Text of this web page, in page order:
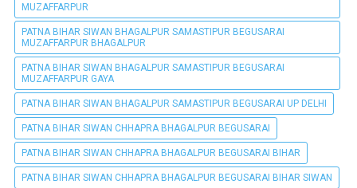
MUZAFFARPUR
PATNA BIHAR SIWAN BHAGALPUR SAMASTIPUR BEGUSARAI
MUZAFFARPUR BHAGALPUR
PATNA BIHAR SIWAN BHAGALPUR SAMASTIPUR BEGUSARAI
MUZAFFARPUR GAYA
PATNA BIHAR SIWAN BHAGALPUR SAMASTIPUR BEGUSARAI UP DELHI
PATNA BIHAR SIWAN CHHAPRA BHAGALPUR BEGUSARAI
PATNA BIHAR SIWAN CHHAPRA BHAGALPUR BEGUSARAI BIHAR
PATNA BIHAR SIWAN CHHAPRA BHAGALPUR BEGUSARAI BIHAR SIWAN